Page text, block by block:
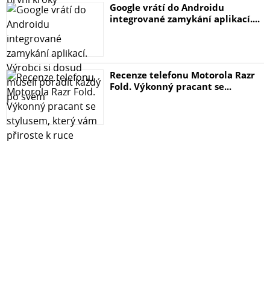
Google vrátí do Androidu
integrované zamykání aplikací....
Recenze telefonu Motorola Razr
Fold. Výkonný pracant se...